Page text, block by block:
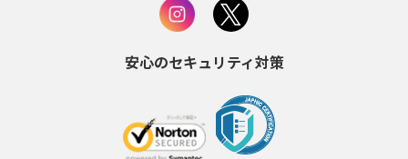
安心のセキュリティ対策